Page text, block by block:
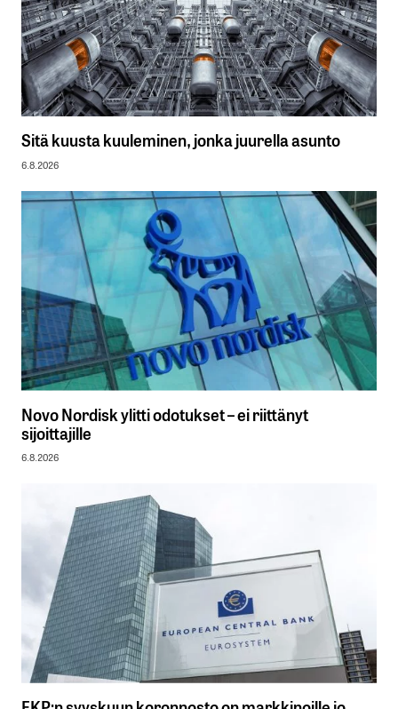
Sitä kuusta kuuleminen, jonka juurella asunto
6.8.2026
Novo Nordisk ylitti odotukset – ei riittänyt
sijoittajille
6.8.2026